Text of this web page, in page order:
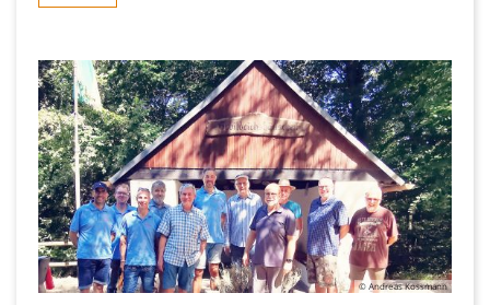
© Andreas Kossmann